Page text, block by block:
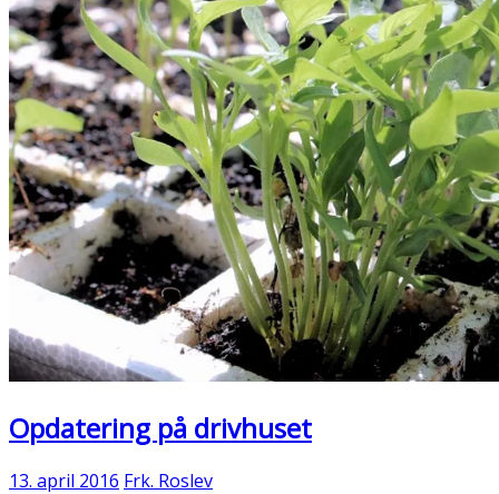
Opdatering på drivhuset
13. april 2016 Frk. Roslev